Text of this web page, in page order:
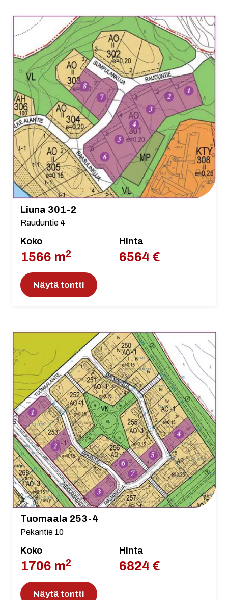
Liuna 301-2
Rauduntie 4
Koko
1566 m2
Hinta
6564 €
Näytä tontti
Tuomaala 253-4
Pekantie 10
Koko
1706 m2
Hinta
6824 €
Näytä tontti